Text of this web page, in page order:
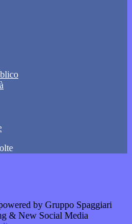
by Gruppo Spaggiari
& New Social Media